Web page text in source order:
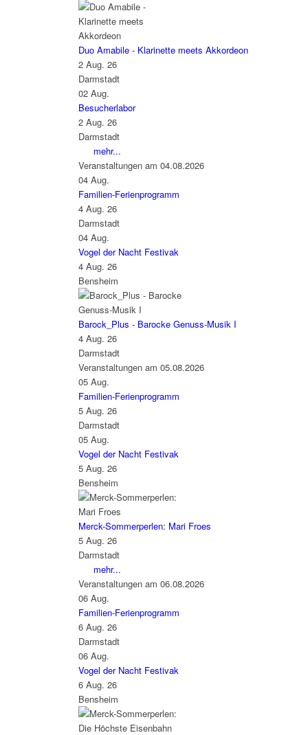
Duo Amabile - Klarinette meets Akkordeon
2 Aug. 26
Darmstadt
02 Aug.
Besucherlabor
2 Aug. 26
Darmstadt
mehr...
Veranstaltungen am 04.08.2026
04 Aug.
Familien-Ferienprogramm
4 Aug. 26
Darmstadt
04 Aug.
Vogel der Nacht Festivak
4 Aug. 26
Bensheim
Barock_Plus - Barocke Genuss-Musik I
4 Aug. 26
Darmstadt
Veranstaltungen am 05.08.2026
05 Aug.
Familien-Ferienprogramm
5 Aug. 26
Darmstadt
05 Aug.
Vogel der Nacht Festivak
5 Aug. 26
Bensheim
Merck-Sommerperlen: Mari Froes
5 Aug. 26
Darmstadt
mehr...
Veranstaltungen am 06.08.2026
06 Aug.
Familien-Ferienprogramm
6 Aug. 26
Darmstadt
06 Aug.
Vogel der Nacht Festivak
6 Aug. 26
Bensheim